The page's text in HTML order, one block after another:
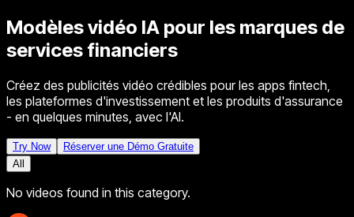
Modèles vidéo IA pour les marques de
services financiers
Créez des publicités vidéo crédibles pour les apps fintech,
les plateformes d'investissement et les produits d'assurance
- en quelques minutes, avec l'AI.
Try Now
Réserver une Démo Gratuite
All
No videos found in this category.